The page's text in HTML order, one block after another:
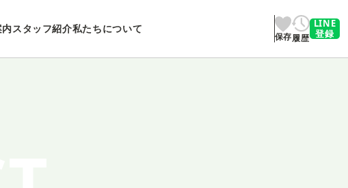
スタッフ紹介私たちについて
保存履歴
LINE
登録